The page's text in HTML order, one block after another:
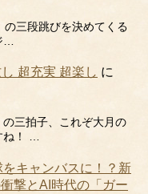
三段跳びを決めてくる
超充実 超楽し に
の三拍子、これぞ大月の
ね！ …
をキャンバスに！？新
撃とAI時代の「ガー